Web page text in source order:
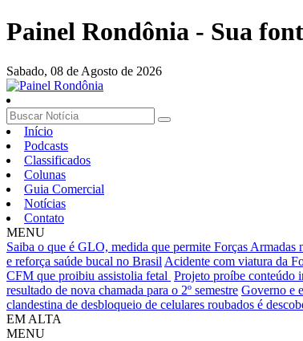
Painel Rondônia - Sua
Sabado, 08 de Agosto de 2026
Início
Podcasts
Classificados
Colunas
Guia Comercial
Notícias
Contato
MENU
Saiba o que é GLO, medida que permite Forças Armadas
e reforça saúde bucal no Brasil Acidente com viatura da
CFM que proibiu assistolia fetal Projeto proíbe conteúdo
resultado de nova chamada para o 2º semestre Governo e
clandestina de desbloqueio de celulares roubados é
EM ALTA
MENU